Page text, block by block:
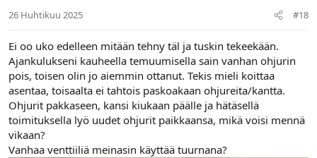
26 Huhtikuu 2025 #18
Ei oo uko edelleen mitään tehny täl ja tuskin tekeekään.
Ajankulukseni kauheella temuumisella sain vanhan ohjurin
pois, toisen olin jo aiemmin ottanut. Tekis mieli koittaa
asentaa, toisaalta ei tahtois paskoakaan ohjureita/kantta.
Ohjurit pakkaseen, kansi kiukaan päälle ja hätäsellä
toimituksella lyö uudet ohjurit paikkaansa, mikä voisi mennä
vikaan?
Vanhaa venttiiliä meinasin käyttää tuurnana?